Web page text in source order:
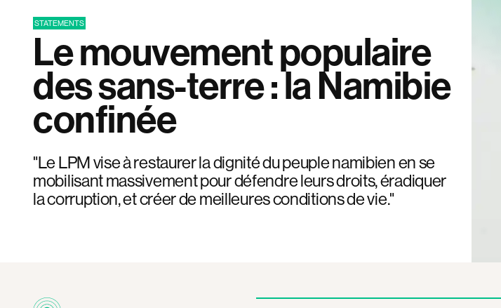
STATEMENTS
Le mouvement populaire
des sans-terre : la Namibie
confinée
"Le LPM vise à restaurer la dignité du peuple namibien en se
mobilisant massivement pour défendre leurs droits, éradiquer
la corruption, et créer de meilleures conditions de vie."